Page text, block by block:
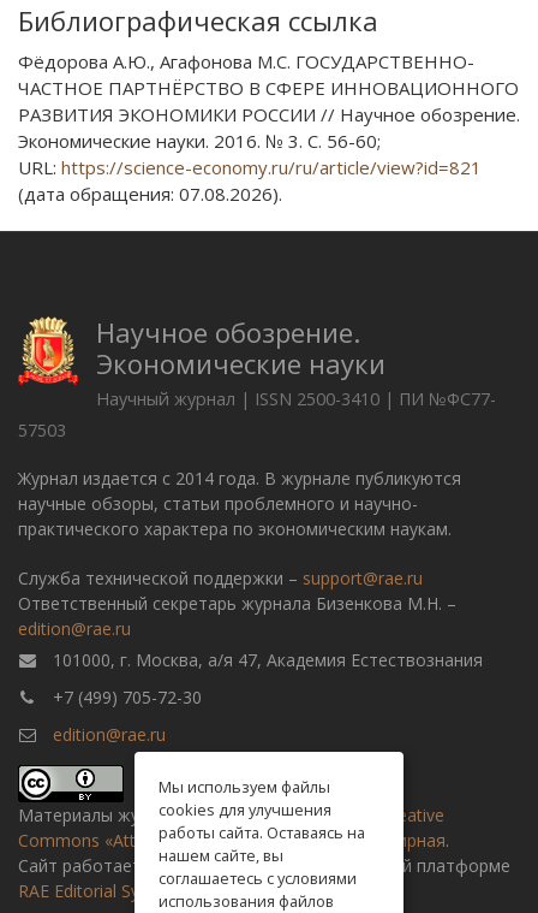
Библиографическая ссылка
Фёдорова А.Ю., Агафонова М.С. ГОСУДАРСТВЕННО-
ЧАСТНОЕ ПАРТНЁРСТВО В СФЕРЕ ИННОВАЦИОННОГО
РАЗВИТИЯ ЭКОНОМИКИ РОССИИ // Научное обозрение.
Экономические науки. 2016. № 3. С. 56-60;
URL: https://science-economy.ru/ru/article/view?id=821
(дата обращения: 07.08.2026).
Научное обозрение.
Экономические науки
Научный журнал | ISSN 2500-3410 | ПИ №ФС77-
57503
Журнал издается с 2014 года. В журнале публикуются
научные обзоры, статьи проблемного и научно-
практического характера по экономическим наукам.
Служба технической поддержки – support@rae.ru
Ответственный секретарь журнала Бизенкова М.Н. –
edition@rae.ru
101000, г. Москва, а/я 47, Академия Естествознания
+7 (499) 705-72-30
edition@rae.ru
Материалы журнала доступны полицензии Creative
Commons «Attribution» («Атрибуция») 4.0 Всемирная.
Сайт работает на универсальной издательской платформе
RAE Editorial System
Мы используем файлы
cookies для улучшения
работы сайта. Оставаясь на
нашем сайте, вы
соглашаетесь с условиями
использования файлов